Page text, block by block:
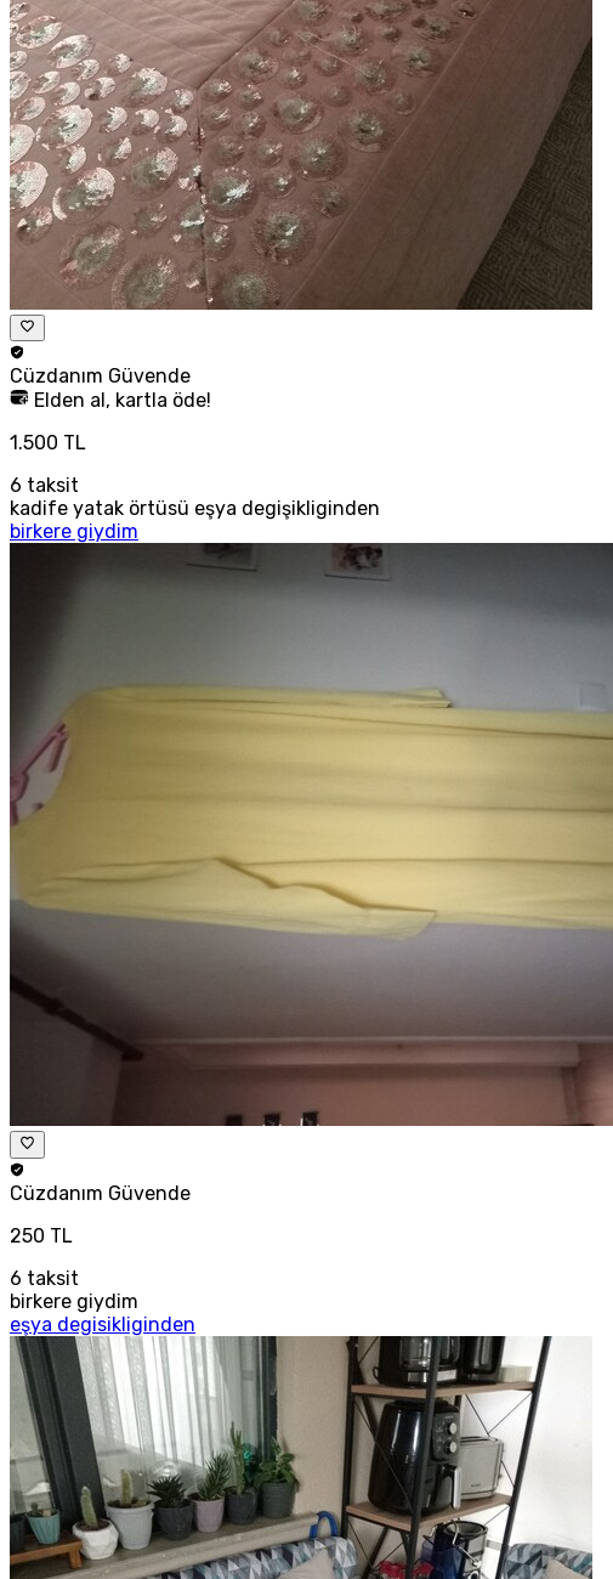
Cüzdanım Güvende
Elden al, kartla öde!
1.500 TL
6 taksit
kadife yatak örtüsü eşya degişikliginden
birkere giydim
Cüzdanım Güvende
250 TL
6 taksit
birkere giydim
eşya degisikliginden